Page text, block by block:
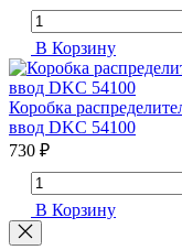
В Корзину
Коробка
ввод DKC 54100
730 ₽
В Корзину